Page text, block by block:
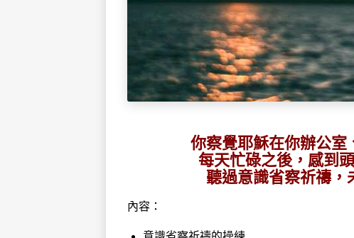
你察覺耶穌在你辦公室
每天忙碌之後，感到
聽過意識省察祈禱，
內容：